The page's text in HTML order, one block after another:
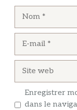
Enregistrer
dans le